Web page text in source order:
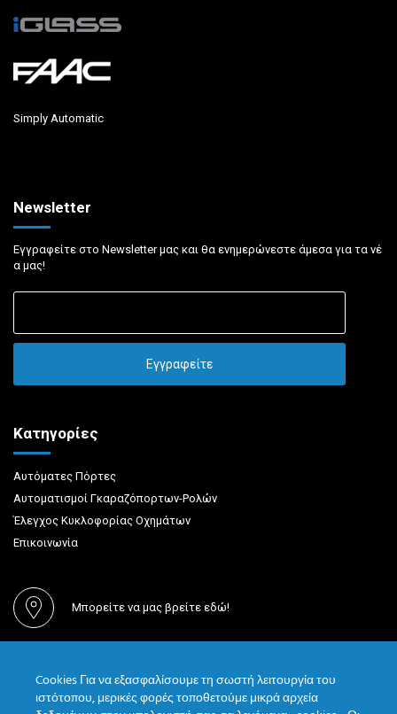
Simply Automatic
Newsletter
Εγγραφείτε στο Newsletter μας και θα ενημερώνεστε άμεσα για τα νέ
α μας!
Κατηγορίες
Αυτόματες Πόρτες
Αυτοματισμοί Γκαραζόπορτων-Ρολών
Έλεγχος Κυκλοφορίας Οχημάτων
Επικοινωνία
Μπορείτε να μας βρείτε εδώ!
Cookies Για να εξασφαλίσουμε τη σωστή λειτουργία του
ιστότοπου, μερικές φορές τοποθετούμε μικρά αρχεία